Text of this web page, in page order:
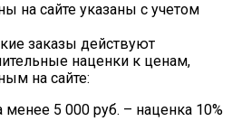
на сайте указаны с учетом
заказы действуют
наценки к ценам,
на сайте:
менее 5 000 руб. – наценка 10%